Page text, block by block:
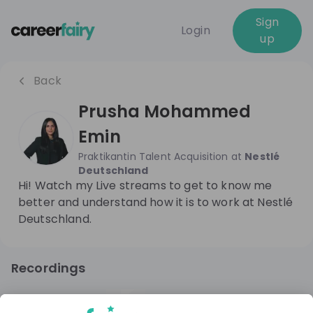
Login
Sign
up
Back
Prusha Mohammed
Emin
Praktikantin Talent Acquisition at Nestlé
Deutschland
Hi! Watch my Live streams to get to know me
better and understand how it is to work at Nestlé
Deutschland.
Recordings
8 months ago
Nestlé Deutschland